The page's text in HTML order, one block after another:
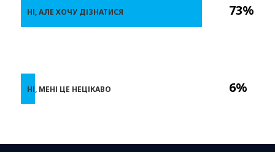
73%
6%
НІ, АЛЕ ХОЧУ ДІЗНАТИСЯ
НІ, МЕНІ ЦЕ НЕЦІКАВО